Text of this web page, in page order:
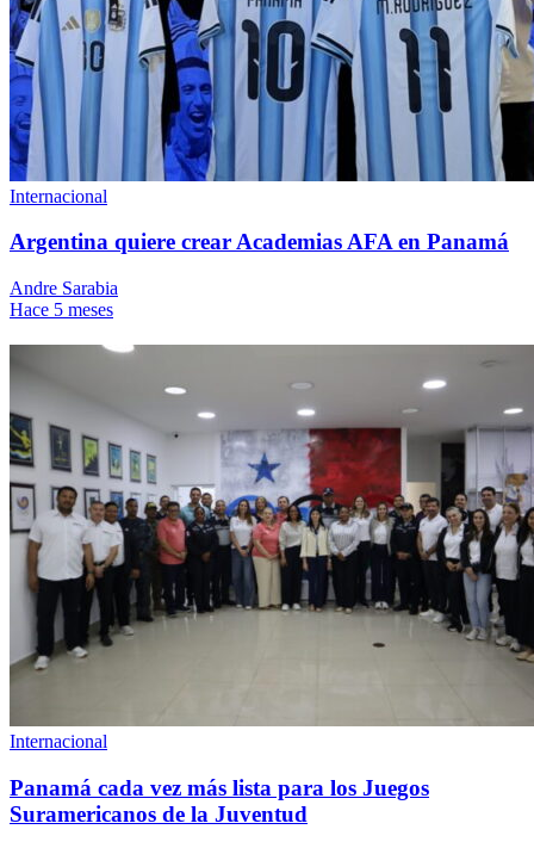
Internacional
Argentina quiere crear Academias AFA en Panamá
Andre Sarabia
Hace 5 meses
Internacional
Panamá cada vez más lista para los Juegos
Suramericanos de la Juventud